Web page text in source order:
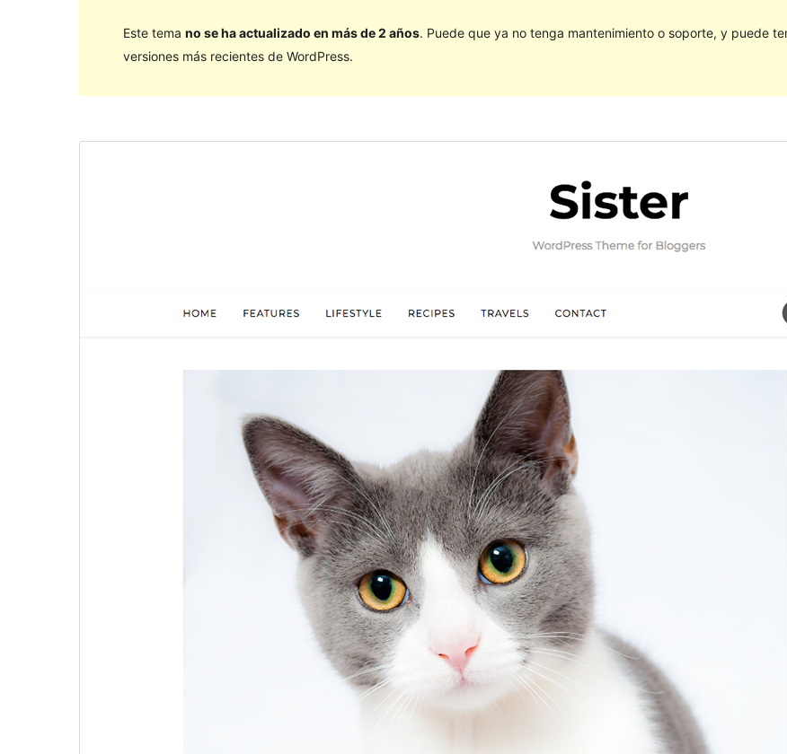
Este tema no se ha actualizado en más de 2 años. Puede que ya no tenga mantenimiento o soporte, y puede
versiones más recientes de WordPress.